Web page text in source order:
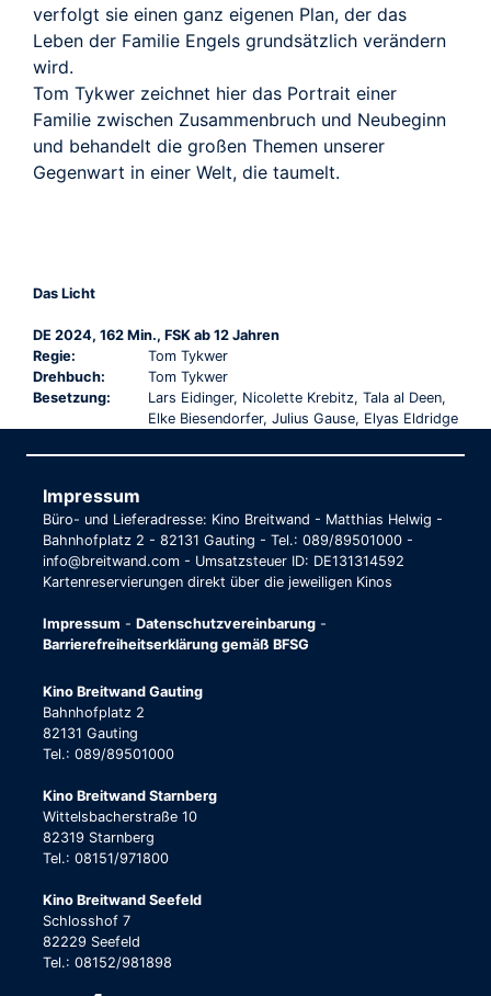
verfolgt sie einen ganz eigenen Plan, der das
Leben der Familie Engels grundsätzlich verändern
wird.
Tom Tykwer zeichnet hier das Portrait einer
Familie zwischen Zusammenbruch und Neubeginn
und behandelt die großen Themen unserer
Gegenwart in einer Welt, die taumelt.
Das Licht
DE 2024, 162 Min., FSK ab 12 Jahren
Regie:
Tom Tykwer
Drehbuch:
Tom Tykwer
Besetzung:
Lars Eidinger, Nicolette Krebitz, Tala al Deen,
Elke Biesendorfer, Julius Gause, Elyas Eldridge
Impressum
Büro- und Lieferadresse: Kino Breitwand - Matthias Helwig -
Bahnhofplatz 2 - 82131 Gauting - Tel.: 089/89501000 -
info@breitwand.com - Umsatzsteuer ID: DE131314592
Kartenreservierungen direkt über die jeweiligen Kinos
Impressum - Datenschutzvereinbarung -
Barrierefreiheitserklärung gemäß BFSG
Kino Breitwand Gauting
Bahnhofplatz 2
82131 Gauting
Tel.: 089/89501000
Kino Breitwand Starnberg
Wittelsbacherstraße 10
82319 Starnberg
Tel.: 08151/971800
Kino Breitwand Seefeld
Schlosshof 7
82229 Seefeld
Tel.: 08152/981898